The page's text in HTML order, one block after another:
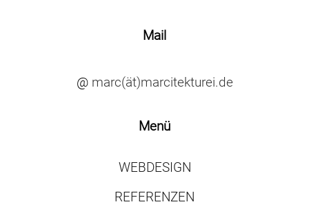
Mail
@ marc(ät)marcitekturei.de
Menü
WEBDESIGN
REFERENZEN